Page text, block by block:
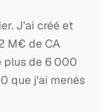
J'ai créé et
M€ de CA
plus de 6 000
que j'ai menés